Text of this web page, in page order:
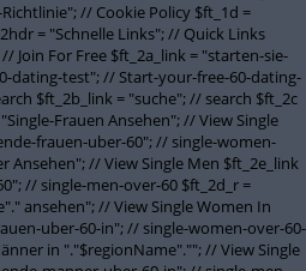
// Cookie Policy $ft_1d =
= "Schnelle Links"; // Quick Links
Join For Free $ft_2a_link = "starten-sie-
dating-test"; // Start-your-free-60-dating-
$ft_2b_link = "suche"; // search $ft_2c
Frauen Ansehen"; // View Single
frauen-uber-60"; // single-women-
Ansehen"; // View Single Men $ft_2e_link
// single-men-over-60 $ft_2d_r =
ansehen"; // View Single Women In
uber-60-in"; // single-women-over-60-
in "."$regionName".""; // View Single